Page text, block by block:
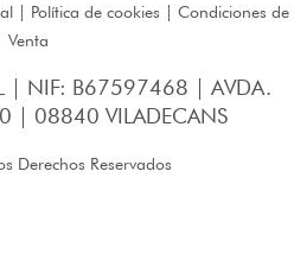
| Política de cookies | Condiciones de
Venta
| NIF: B67597468 | AVDA.
| 08840 VILADECANS
Derechos Reservados